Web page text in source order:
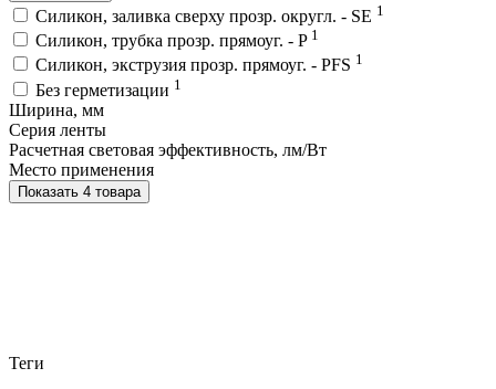
Силикон, заливка сверху прозр. округл. - SE 1
Силикон, трубка прозр. прямоуг. - P 1
Силикон, экструзия прозр. прямоуг. - PFS 1
Без герметизации 1
Ширина, мм
Серия ленты
Расчетная световая эффективность, лм/Вт
Место применения
Показать 4 товара
Теги